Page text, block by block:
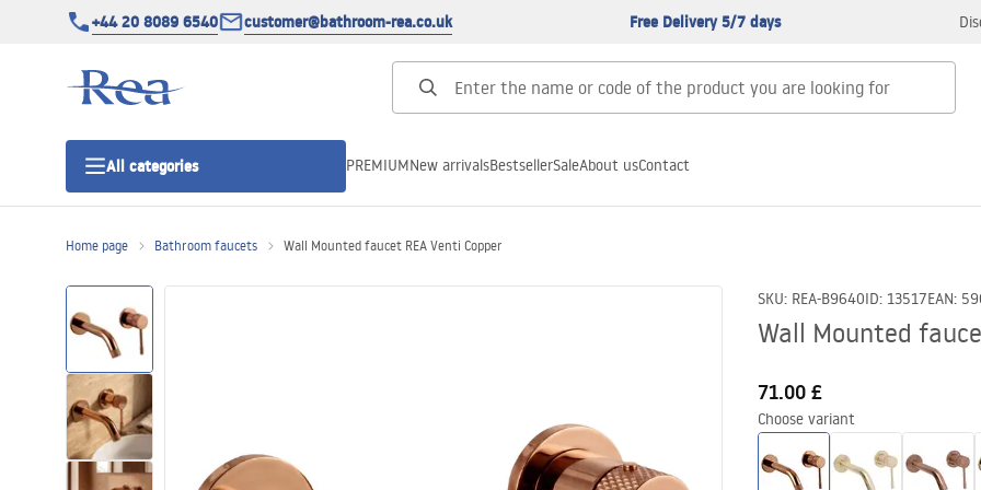
+44 20 8089 6540 customer@bathroom-rea.co.uk Free Delivery 5/7 days
All categories
Shower doors
Linear drainage
PREMIUMNew arrivalsBestsellerSaleAbout usContact
Home page Bathroom faucets Wall Mounted faucet REA Venti Copper
SKU: REA-B9640ID: 13517EAN:
Wall Mounted
71.00 £
Choose variant